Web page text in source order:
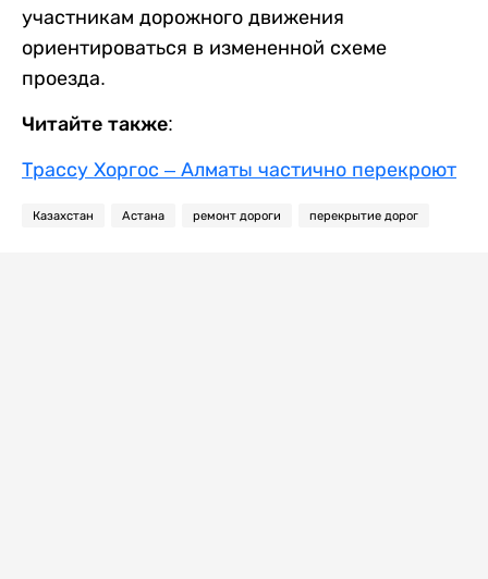
участникам дорожного движения
ориентироваться в измененной схеме
проезда.
Читайте также:
Трассу Хоргос – Алматы частично перекроют
Казахстан Астана ремонт дороги перекрытие дорог